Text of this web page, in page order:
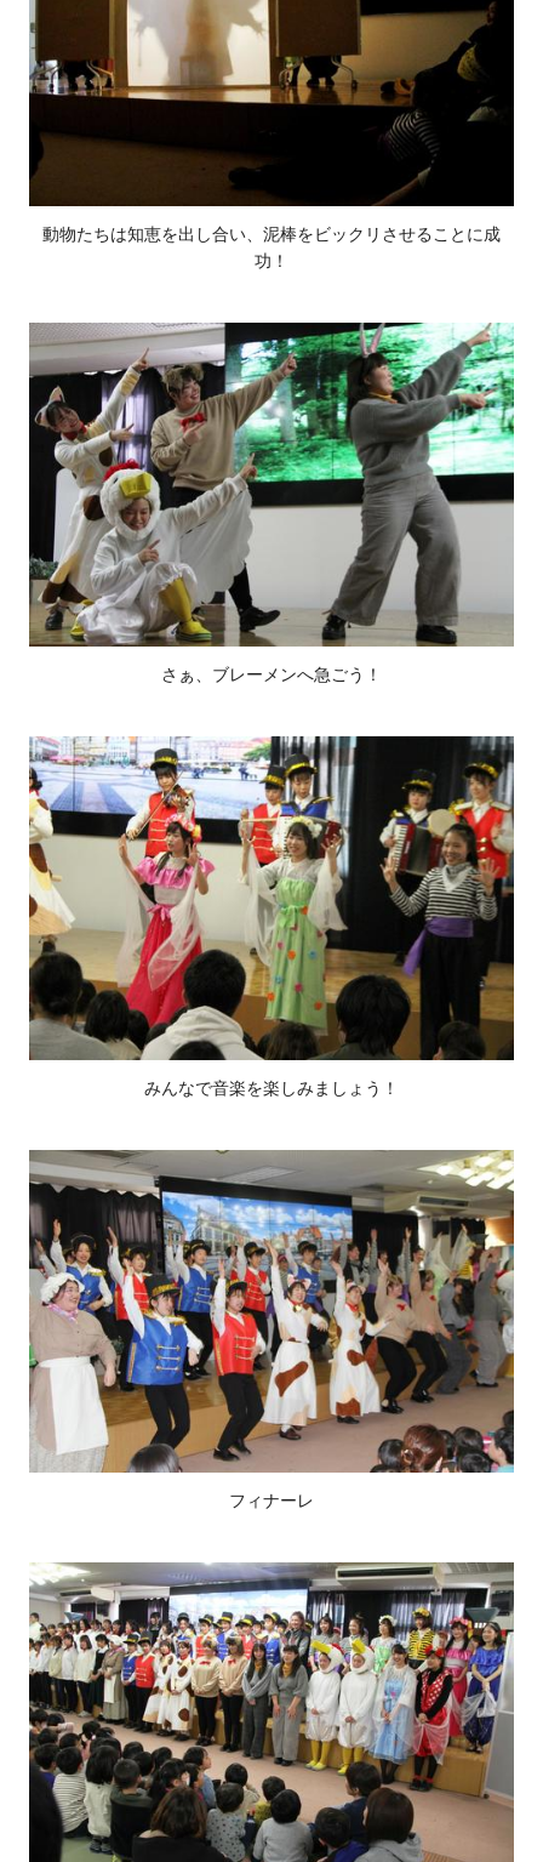
動物たちは知恵を出し合い、泥棒をビックリさせることに成
功！
さぁ、ブレーメンへ急ごう！
みんなで音楽を楽しみましょう！
フィナーレ